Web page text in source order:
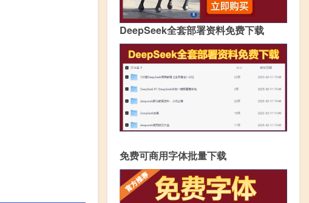
DeepSeek全套部署资料免费下载
免费可商用字体批量下载